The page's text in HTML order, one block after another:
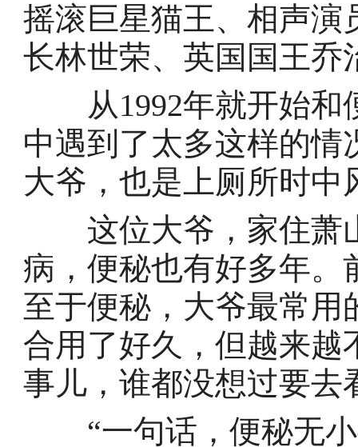
摇滚巨星猫王、相声演
长林世荣、英国国王
从1992年就开始和
中遇到了太多这样的情
大爷，也是上厕所时中
这位大爷，家住萧
病，便秘也有好多年。
至于便秘，大爷最常用
合用了好久，但越来越
事儿，谁都没想过要去
“一句话，便秘无小